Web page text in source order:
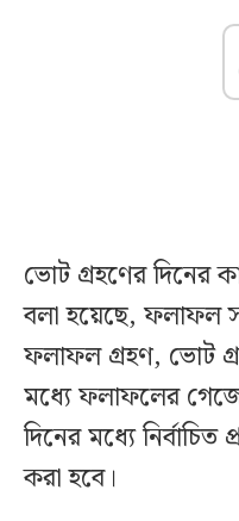
ভোট গ্রহণের দিনের
বলা হয়েছে, ফলাফল
ফলাফল গ্রহণ, ভোট
মধ্যে ফলাফলের
দিনের মধ্যে নির্বাচিত
করা হবে।